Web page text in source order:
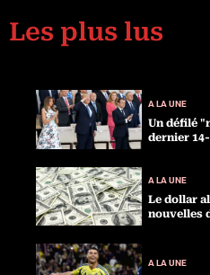
Les plus lus
A LA UNE
Un défilé
dernier
A LA UNE
Le dollar
nouvelles
A LA UNE